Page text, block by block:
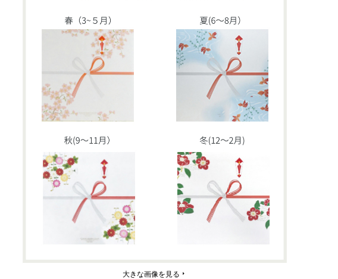
大きな画像を見る